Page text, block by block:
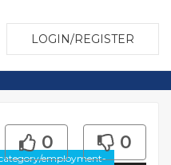
LOGIN/REGISTER
employment-
0 0